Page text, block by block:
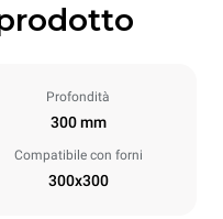
Profondità
300 mm
Compatibile con forni
300x300